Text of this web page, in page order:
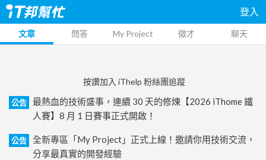
登入
文章 問答 My Project 徵才 聊天
按讚加入 iThelp 粉絲團追蹤
公告
最熱血的技術盛事，連續 30 天的修煉【2026 iThome 鐵
人賽】8 月 1 日賽事正式開啟！
公告
全新專區「My Project」正式上線！邀請你用技術交流，
分享最真實的開發經驗